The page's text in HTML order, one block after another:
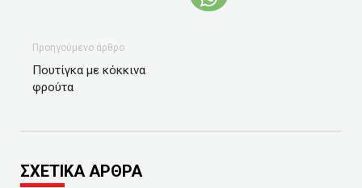
Προηγούμενο άρθρο
Πουτίγκα με κόκκινα
φρούτα
ΣΧΕΤΙΚΑ ΑΡΘΡΑ